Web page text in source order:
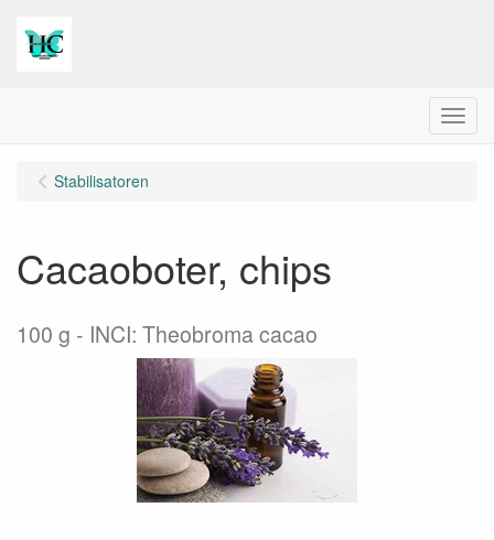
Menu
Stabilisatoren
Cacaoboter, chips
100 g INCI: Theobroma cacao